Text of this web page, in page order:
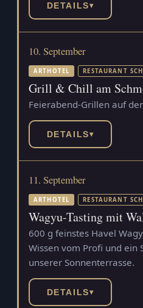
DETAILS▾
10. September
ARTHOTEL RESTAURANT
Grill & Chill am
Feierabend-Grillen auf
DETAILS▾
11. September
ARTHOTEL RESTAURANT
Wagyu-Tasting mit
600 g feinstes Havel
Wissen vom Profi und ein
unserer Sonnenterrasse.
DETAILS▾